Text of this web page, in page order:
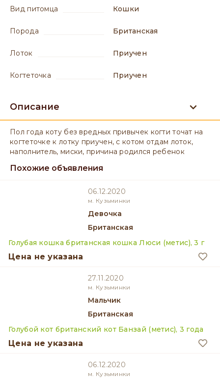
вид питомца Кошки
порода Британская
лоток приучен
когтеточка приучен
Описание
Пол года коту без вредных привычек когти точат на
когтеточке к лотку приучен, с котом отдам лоток,
наполнитель, миски, причина родился ребенок
Похожие объявления
06.12.2020
м. Кузьминки
девочка
Британская
Голубая кошка британская кошка Люси (метис), 3 г
Цена не указана
27.11.2020
м. Кузьминки
мальчик
Британская
Голубой кот британский кот Банзай (метис), 3 года
Цена не указана
06.12.2020
м. Кузьминки